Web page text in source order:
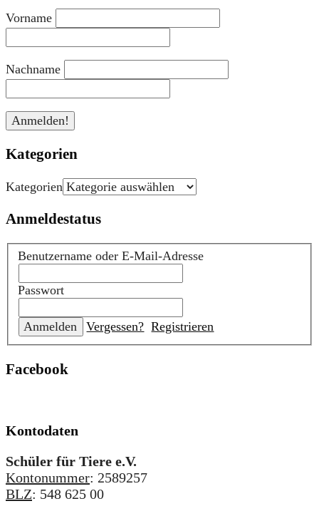
Vorname
Nachname
Kategorien
Kategorien
Anmeldestatus
Benutzername oder E-Mail-Adresse
Passwort
Vergessen? Registrieren
Facebook
Kontodaten
Schüler für Tiere e.V.
Kontonummer: 2589257
BLZ: 548 625 00